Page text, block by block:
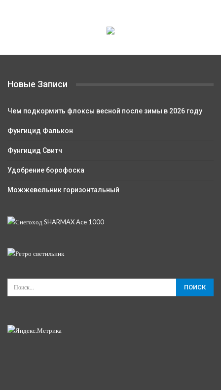
Новые Записи
Чем подкормить флоксы весной после зимы в 2026 году
Фунгицид Фалькон
Фунгицид Свитч
Удобрение борофоска
Можжевельник горизонтальный